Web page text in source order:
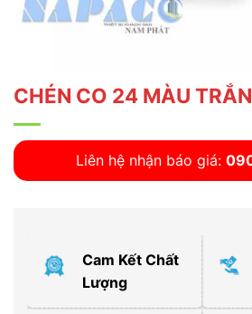
CHÉN CO 24 MÀU
Liên hệ nhận báo giá:
Cam Kết Chất
Lượng